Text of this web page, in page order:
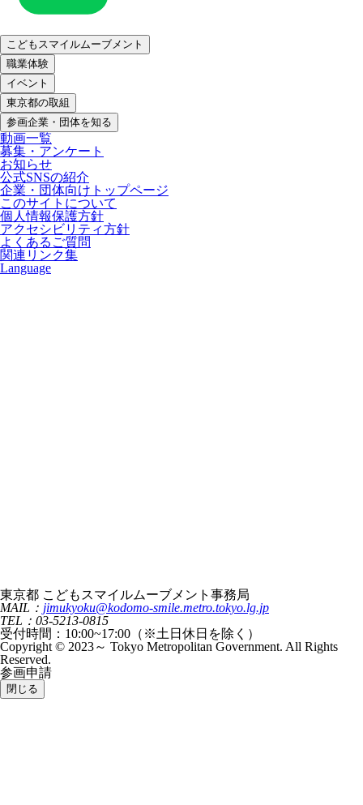
こどもスマイルムーブメント
職業体験
イベント
東京都の取組
参画企業・団体を知る
動画一覧
募集・アンケート
お知らせ
公式SNSの紹介
企業・団体向けトップページ
このサイトについて
個人情報保護方針
アクセシビリティ方針
よくあるご質問
関連リンク集
Language
東京都 こどもスマイルムーブメント事務局
MAIL： jimukyoku@kodomo-smile.metro.tokyo.lg.jp
TEL：03-5213-0815
受付時間：10:00~17:00（※土日休日を除く）
Copyright © 2023～ Tokyo Metropolitan Government. All Rights
Reserved.
参画申請
閉じる